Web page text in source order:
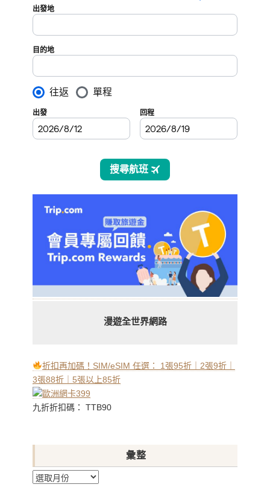
漫遊全世界網路
折扣再加碼！SIM/eSIM 任選： 1張95折｜2張9折｜
3張88折｜5張以上85折
九折折扣碼： TTB90
彙整
彙